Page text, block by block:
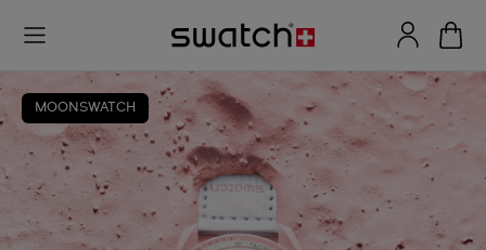
MOONSWATCH